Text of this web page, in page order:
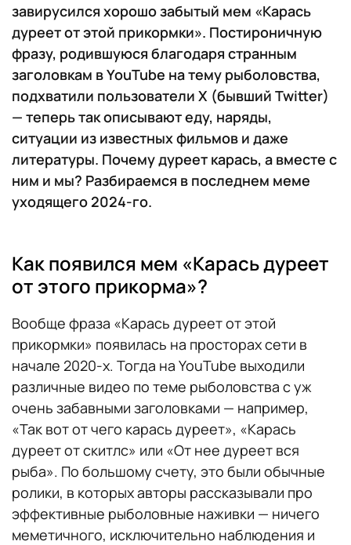
завирусился хорошо забытый мем «Карась
дуреет от этой прикормки». Постироничную
фразу, родившуюся благодаря странным
заголовкам в YouTube на тему рыболовства,
подхватили пользователи X (бывший Twitter)
— теперь так описывают еду, наряды,
ситуации из известных фильмов и даже
литературы. Почему дуреет карась, а вместе с
ним и мы? Разбираемся в последнем меме
уходящего 2024-го.
Как появился мем «Карась дуреет
от этого прикорма»?
Вообще фраза «Карась дуреет от этой
прикормки» появилась на просторах сети в
начале 2020-х. Тогда на YouTube выходили
различные видео по теме рыболовства с уж
очень забавными заголовками — например,
«Так вот от чего карась дуреет», «Карась
дуреет от скитлс» или «От нее дуреет вся
рыба». По большому счету, это были обычные
ролики, в которых авторы рассказывали про
эффективные рыболовные наживки — ничего
меметичного, исключительно наблюдения и